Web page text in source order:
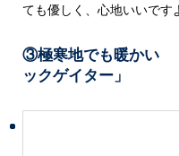
ても優しく、心地いいです
③極寒地でも暖かい
ックゲイター」